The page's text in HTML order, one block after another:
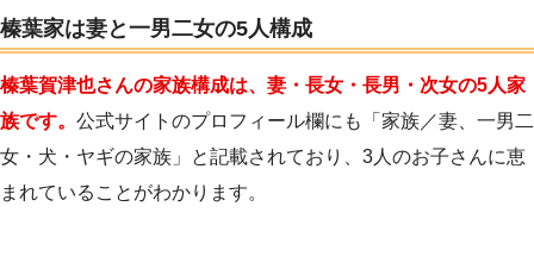
榛葉家は妻と一男二女の5人構成
榛葉賀津也さんの家族構成は、妻・長女・長男・次女の5人家
族です。 公式サイトのプロフィール欄にも「家族／妻、一男二
女・犬・ヤギの家族」と記載されており、3人のお子さんに恵
まれていることがわかります。